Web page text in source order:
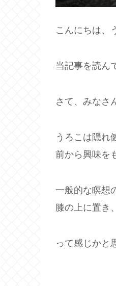
こんにちは、
当記事を読ん
さて、みなさ
うろこは隠れ
前から興味を
一般的な瞑想
膝の上に置き
って感じかと